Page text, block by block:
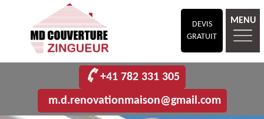
DEVIS
GRATUIT
MENU
+41 782 331 305
m.d.renovationmaison@gmail.com